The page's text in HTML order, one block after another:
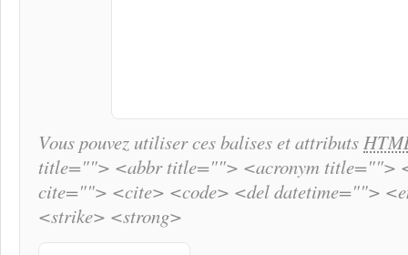
Vous pouvez utiliser ces balises et attributs
title=""> <abbr title=""> <acronym title="">
cite=""> <cite> <code> <del datetime="">
<strike> <strong>